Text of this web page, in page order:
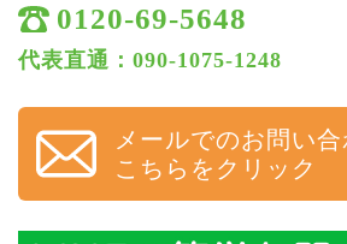
0120-69-5648
代表直通：090-1075-1248
メールでのお問い合
こちらをクリック